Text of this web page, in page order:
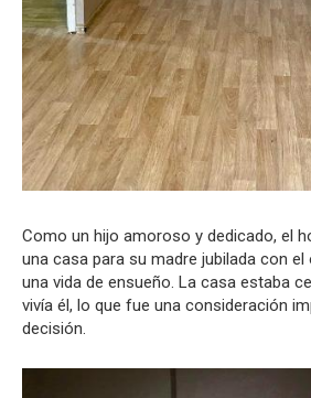
Como un hijo amoroso y dedicado, el
una casa para su madre jubilada con el
una vida de ensueño. La casa estaba
vivía él, lo que fue una consideración
decisión.